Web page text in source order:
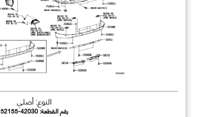
النوع: أصلي
رقم القطعة:52155-42030